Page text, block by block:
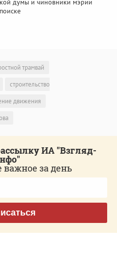
думы и чиновники мэрии
трамвай
строительство
движения
ИА "Взгляд-
важное за день